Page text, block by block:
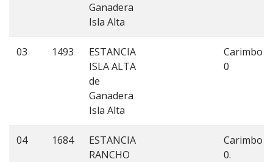
Ganadera
Isla Alta
03 1493
ESTANCIA
ISLA ALTA
de
Ganadera
Isla Alta
Carimbo
0
04 1684
ESTANCIA
RANCHO
Carimbo
0.